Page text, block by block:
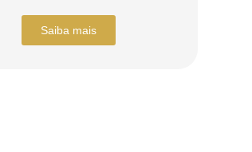
Saiba mais